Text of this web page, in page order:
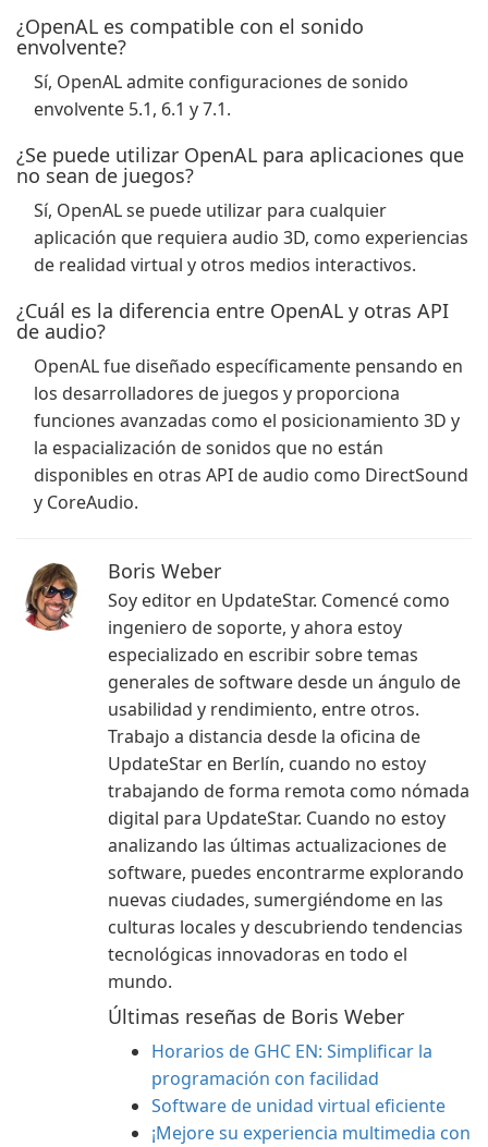
¿OpenAL es compatible con el sonido
envolvente?
Sí, OpenAL admite configuraciones de sonido
envolvente 5.1, 6.1 y 7.1.
¿Se puede utilizar OpenAL para aplicaciones que
no sean de juegos?
Sí, OpenAL se puede utilizar para cualquier
aplicación que requiera audio 3D, como experiencias
de realidad virtual y otros medios interactivos.
¿Cuál es la diferencia entre OpenAL y otras API
de audio?
OpenAL fue diseñado específicamente pensando en
los desarrolladores de juegos y proporciona
funciones avanzadas como el posicionamiento 3D y
la espacialización de sonidos que no están
disponibles en otras API de audio como DirectSound
y CoreAudio.
Boris Weber
Soy editor en UpdateStar. Comencé como
ingeniero de soporte, y ahora estoy
especializado en escribir sobre temas
generales de software desde un ángulo de
usabilidad y rendimiento, entre otros.
Trabajo a distancia desde la oficina de
UpdateStar en Berlín, cuando no estoy
trabajando de forma remota como nómada
digital para UpdateStar. Cuando no estoy
analizando las últimas actualizaciones de
software, puedes encontrarme explorando
nuevas ciudades, sumergiéndome en las
culturas locales y descubriendo tendencias
tecnológicas innovadoras en todo el
mundo.
Últimas reseñas de Boris Weber
Horarios de GHC EN: Simplificar la
programación con facilidad
Software de unidad virtual eficiente
¡Mejore su experiencia multimedia con